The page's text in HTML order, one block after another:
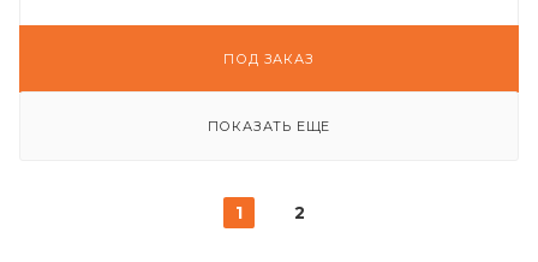
ПОД ЗАКАЗ
ПОКАЗАТЬ ЕЩЕ
1 2